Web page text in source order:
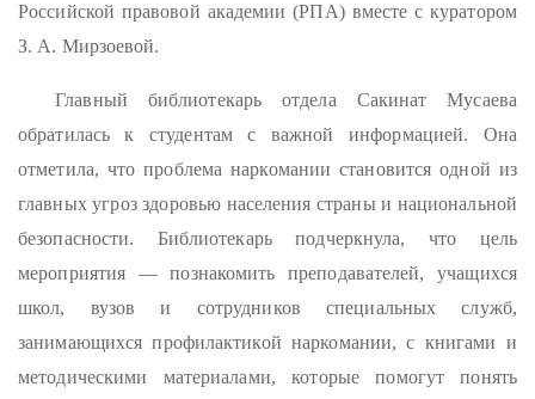
Российской правовой академии (РПА) вместе с куратором
З. А. Мирзоевой.
Главный библиотекарь отдела Сакинат Мусаева
обратилась к студентам с важной информацией. Она
отметила, что проблема наркомании становится одной из
главных угроз здоровью населения страны и национальной
безопасности. Библиотекарь подчеркнула, что цель
мероприятия — познакомить преподавателей, учащихся
школ, вузов и сотрудников специальных служб,
занимающихся профилактикой наркомании, с книгами и
методическими материалами, которые помогут понять